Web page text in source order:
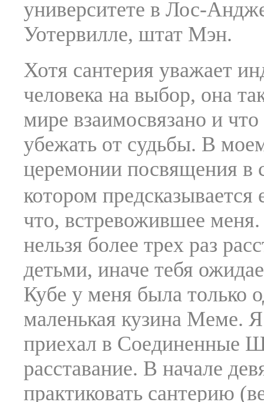
университете в Лос-
Уотервилле, штат Мэн.
Хотя сантерия уважает
человека на выбор, она
мире взаимосвязано и
убежать от судьбы. В
церемонии посвящения в
котором предсказывается
что, встревожившее
нельзя более трех раз
детьми, иначе тебя
Кубе у меня была только
маленькая кузина Меме. Я
приехал в Соединенные
расставание. В начале
практиковать сантерию